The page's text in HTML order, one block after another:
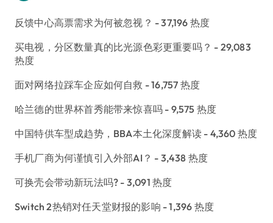
反馈中心高票需求为何被忽视？ - 37,196 热度
买电视，分区数量真的比光源色彩更重要吗？ - 29,083
热度
面对网络拉踩车企应如何自救 - 16,757 热度
哈兰德的世界杯首秀能带来惊喜吗 - 9,575 热度
中国特供车型成趋势，BBA本土化深度解读 - 4,360 热度
手机厂商为何谨慎引入外部AI？ - 3,438 热度
可换壳会带动新玩法吗? - 3,091 热度
Switch 2热销对任天堂财报的影响 - 1,396 热度